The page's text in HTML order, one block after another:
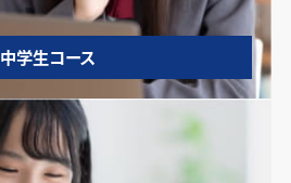
中学生コース